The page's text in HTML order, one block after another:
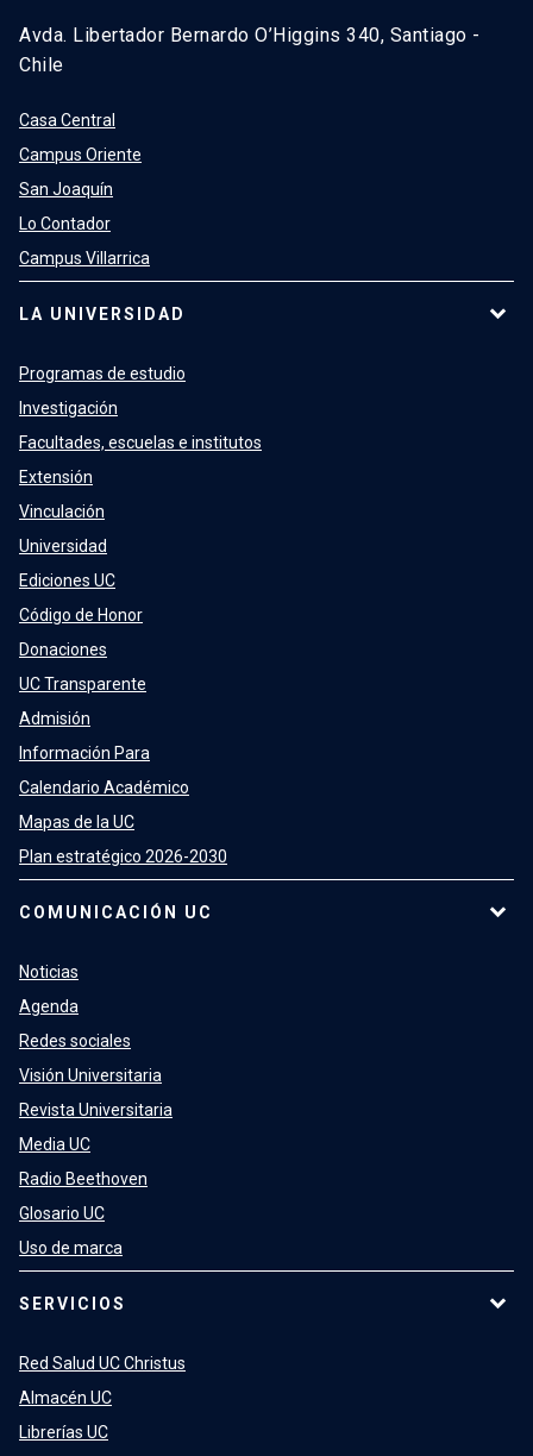
Avda. Libertador Bernardo O’Higgins 340, Santiago -
Chile
Casa Central
Campus Oriente
San Joaquín
Lo Contador
Campus Villarrica
LA UNIVERSIDAD
Programas de estudio
Investigación
Facultades, escuelas e institutos
Extensión
Vinculación
Universidad
Ediciones UC
Código de Honor
Donaciones
UC Transparente
Admisión
Información Para
Calendario Académico
Mapas de la UC
Plan estratégico 2026-2030
COMUNICACIÓN UC
Noticias
Agenda
Redes sociales
Visión Universitaria
Revista Universitaria
Media UC
Radio Beethoven
Glosario UC
Uso de marca
SERVICIOS
Red Salud UC Christus
Almacén UC
Librerías UC